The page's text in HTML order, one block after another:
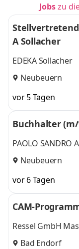
Jobszu
A Sollacher
EDEKA Sollacher
Neubeuern
vor 5 Tagen
Buchhalter
PAOLO SANDRO
Neubeuern
vor 6 Tagen
CAM-
Ressel GmbH
Bad Endorf